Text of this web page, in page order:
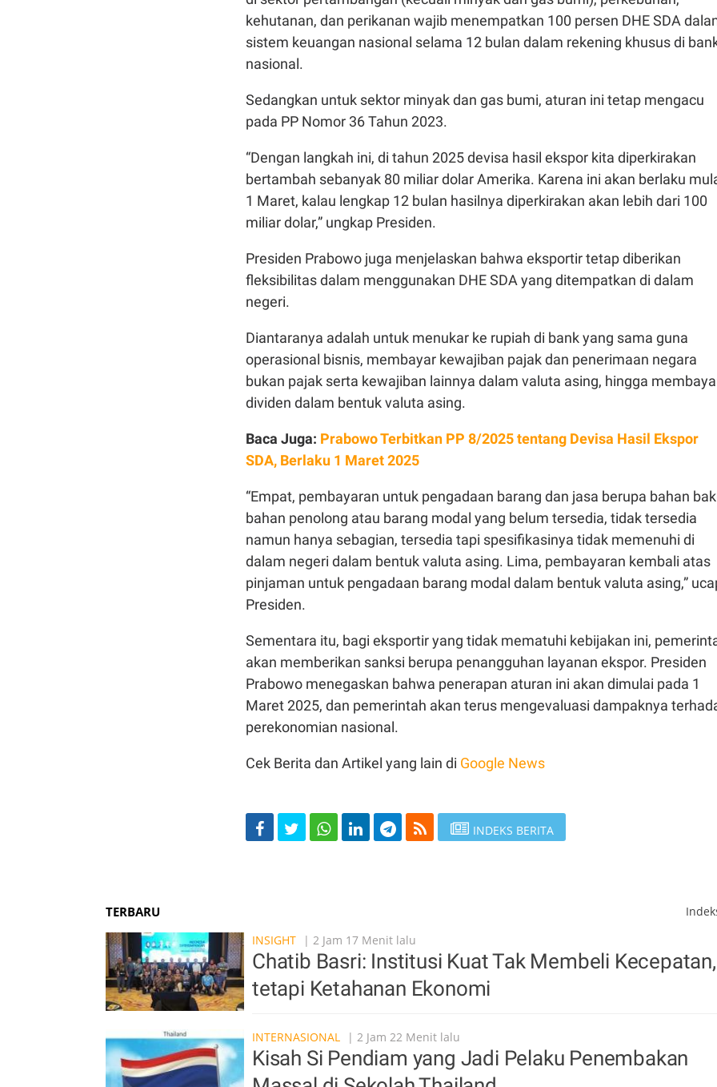
kehutanan, dan perikanan wajib menempatkan 100 persen DHE SDA
sistem keuangan nasional selama 12 bulan dalam rekening khusus di
nasional.
Sedangkan untuk sektor minyak dan gas bumi, aturan ini tetap mengacu
pada PP Nomor 36 Tahun 2023.
“Dengan langkah ini, di tahun 2025 devisa hasil ekspor kita diperkirakan
bertambah sebanyak 80 miliar dolar Amerika. Karena ini akan berlaku
1 Maret, kalau lengkap 12 bulan hasilnya diperkirakan akan lebih dari 100
miliar dolar,” ungkap Presiden.
Presiden Prabowo juga menjelaskan bahwa eksportir tetap diberikan
fleksibilitas dalam menggunakan DHE SDA yang ditempatkan di dalam
negeri.
Diantaranya adalah untuk menukar ke rupiah di bank yang sama guna
operasional bisnis, membayar kewajiban pajak dan penerimaan negara
bukan pajak serta kewajiban lainnya dalam valuta asing, hingga
dividen dalam bentuk valuta asing.
Baca Juga: Prabowo Terbitkan PP 8/2025 tentang Devisa Hasil Ekspor
SDA, Berlaku 1 Maret 2025
“Empat, pembayaran untuk pengadaan barang dan jasa berupa bahan
bahan penolong atau barang modal yang belum tersedia, tidak tersedia
namun hanya sebagian, tersedia tapi spesifikasinya tidak memenuhi di
dalam negeri dalam bentuk valuta asing. Lima, pembayaran kembali atas
pinjaman untuk pengadaan barang modal dalam bentuk valuta asing,”
Presiden.
Sementara itu, bagi eksportir yang tidak mematuhi kebijakan ini,
akan memberikan sanksi berupa penangguhan layanan ekspor. Presiden
Prabowo menegaskan bahwa penerapan aturan ini akan dimulai pada 1
Maret 2025, dan pemerintah akan terus mengevaluasi dampaknya
perekonomian nasional.
Cek Berita dan Artikel yang lain di Google News
INDEKS BERITA
TERBARU
INSIGHT
| 2 Jam 17 Menit lalu
Chatib Basri: Institusi Kuat Tak Membeli Kecepatan,
tetapi Ketahanan Ekonomi
INTERNASIONAL | 2 Jam 22 Menit lalu
Kisah Si Pendiam yang Jadi Pelaku Penembakan